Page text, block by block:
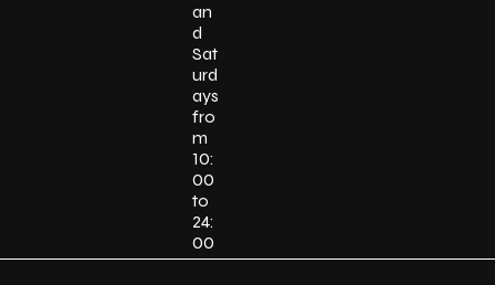
an
d
Sat
urd
ays
fro
m
10:
00
to
24:
00